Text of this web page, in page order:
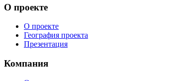
О проекте
О проекте
География проекта
Презентация
Компания